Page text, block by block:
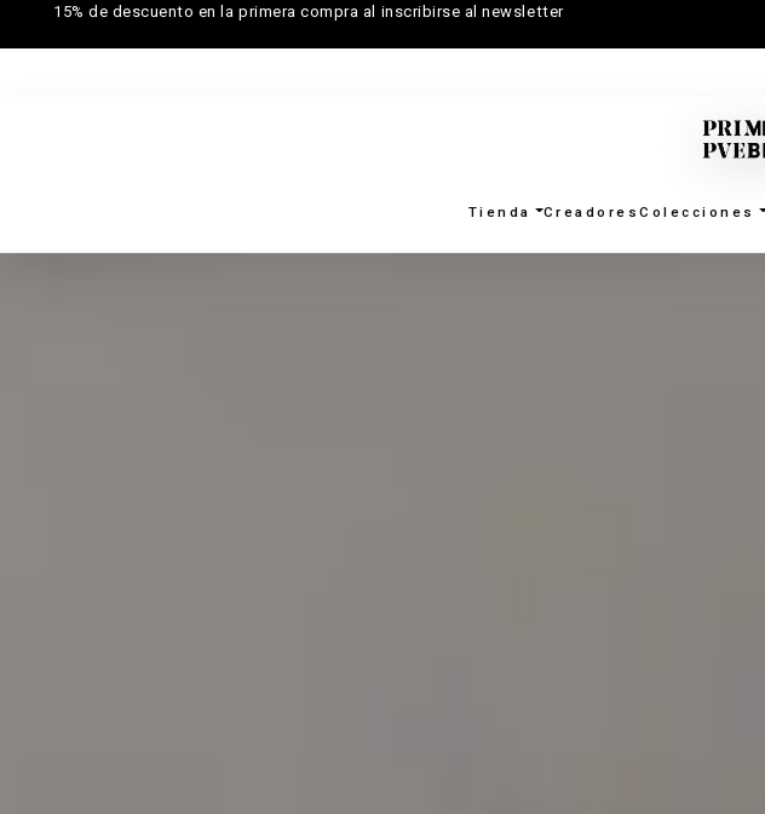
15% de descuento en la primera compra al inscribirse al newsletter
Tienda CreadoresColecciones